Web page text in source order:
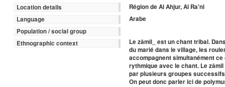
Location details
Région de Al Ahjur, Al Ra'ni
Language
Arabe
Population / social group
Ethnographic context
Le zâmil_ est un chant tribal.
du marié dans le village, les
accompagnent simultanément
rythmique avec le chant. Le
par plusieurs groupes
On peut donc parler ici de